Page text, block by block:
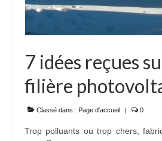
7 idées reçues
filière
Classé dans : Page d'accueil | 0
Trop polluants ou trop chers,